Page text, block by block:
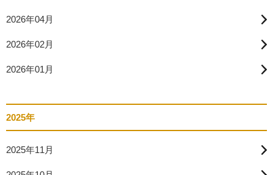
2026年04月
2026年02月
2026年01月
2025年
2025年11月